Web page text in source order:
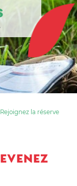
Rejoignez la réserve